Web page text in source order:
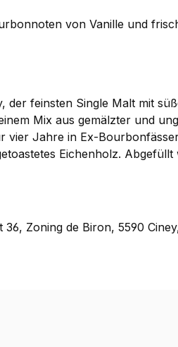
von Vanille und
feinsten Single Malt mit
Mix aus gemälzter und
Jahre in Ex-
Eichenholz.
Zoning de Biron, 5590